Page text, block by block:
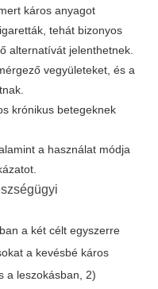
káros anyagot
tehát bizonyos
alternatívát jelenthetnek.
vegyületeket, és a
krónikus betegeknek
a használat módja
a két célt egyszerre
a kevésbé káros
a leszokásban, 2)